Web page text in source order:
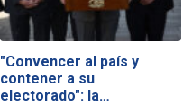
"Convencer al país y
contener a su
electorado": la…